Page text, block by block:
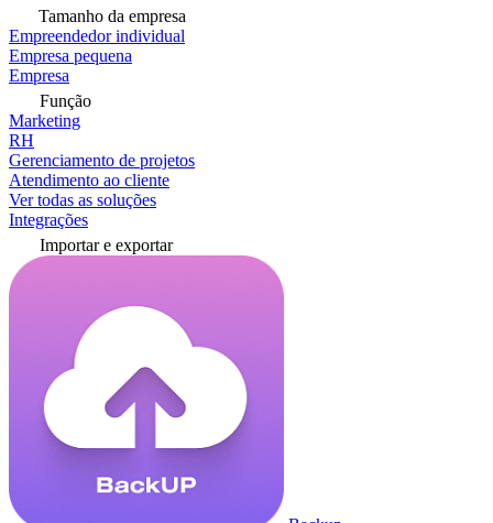
Tamanho da empresa
Empreendedor individual
Empresa pequena
Empresa
Função
Marketing
RH
Gerenciamento de projetos
Atendimento ao cliente
Ver todas as soluções
Integrações
Importar e exportar